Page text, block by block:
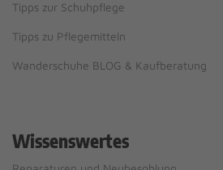
Tipps zur Schuhpflege
Tipps zu Pflegemitteln
Wanderschuhe BLOG & Kaufberatung
Wissenswertes